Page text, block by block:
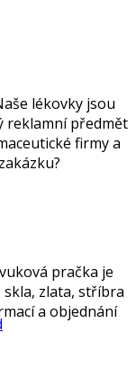
lékovky jsou
reklamní předmět
firmy a
pračka je
zlata, stříbra
a objednání